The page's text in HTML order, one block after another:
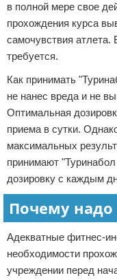
в полной мере свое
прохождения курса
самочувствия атлета.
требуется.
Как принимать
не нанес вреда и не
Оптимальная
приема в сутки.
максимальных
принимают
дозировку с каждым
Почему надо
Адекватные фитнес-
необходимости
учреждении перед